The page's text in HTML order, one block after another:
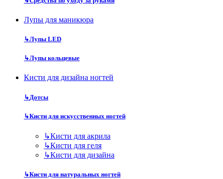
Лупы для маникюра
↳Лупы LED
↳Лупы кольцевые
Кисти для дизайна ногтей
↳Дотсы
↳Кисти для искусственных ногтей
↳Кисти для акрила
↳Кисти для геля
↳Кисти для дизайна
↳Кисти для натуральных ногтей